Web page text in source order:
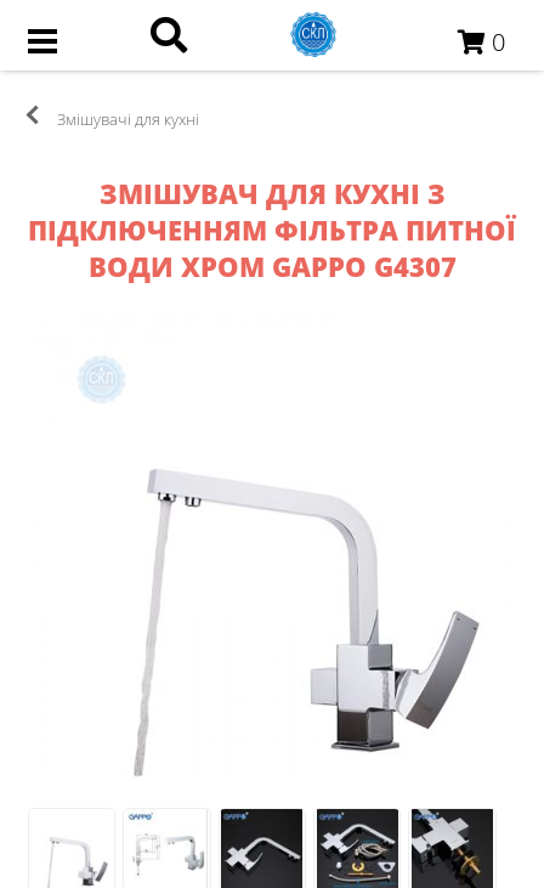
0
Змішувачi для кухні
ЗМІШУВАЧ ДЛЯ КУХНІ З
ПІДКЛЮЧЕННЯМ ФІЛЬТРА ПИТНОЇ
ВОДИ ХРОМ GAPPO G4307